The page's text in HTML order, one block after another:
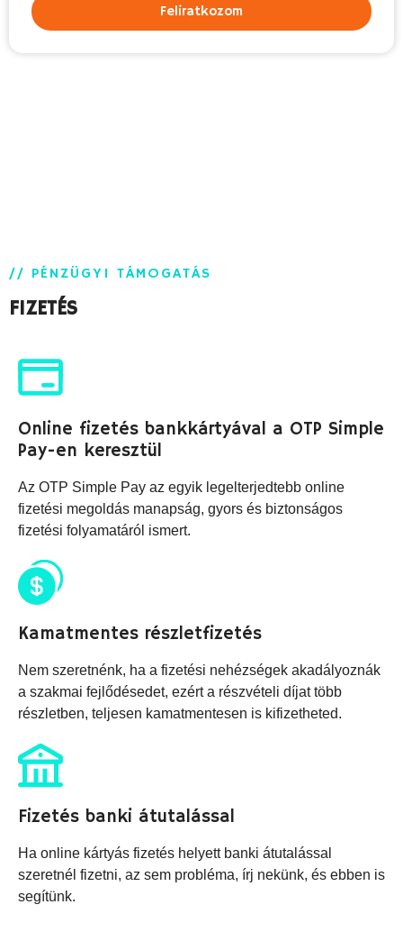
Feliratkozom
// PÉNZÜGYI TÁMOGATÁS
FIZETÉS
Online fizetés bankkártyával a OTP Simple
Pay-en keresztül
Az OTP Simple Pay az egyik legelterjedtebb online
fizetési megoldás manapság, gyors és biztonságos
fizetési folyamatáról ismert.
Kamatmentes részletfizetés
Nem szeretnénk, ha a fizetési nehézségek akadályoznák
a szakmai fejlődésedet, ezért a részvételi díjat több
részletben, teljesen kamatmentesen is kifizetheted.
Fizetés banki átutalással
Ha online kártyás fizetés helyett banki átutalással
szeretnél fizetni, az sem probléma, írj nekünk, és ebben is
segítünk.